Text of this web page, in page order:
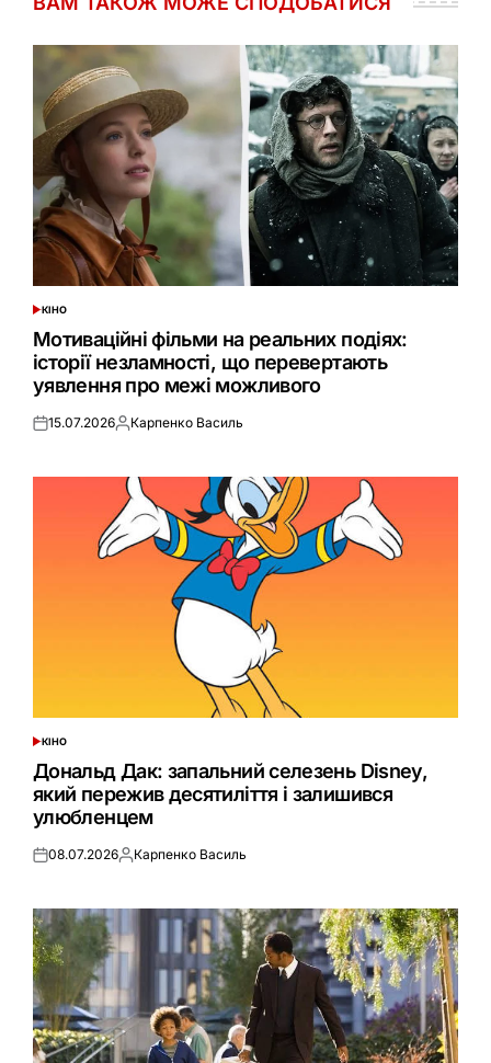
ОПУБЛІКУВАТИ
У
КІНО
Мотиваційні фільми на реальних подіях:
історії незламності, що перевертають
уявлення про межі можливого
Оприлюднено
15.07.2026Опубліковано
Карпенко Василь
ОПУБЛІКУВАТИ
КІНО
Дональд Дак: запальний селезень Disney,
який пережив десятиліття і залишився
улюбленцем
Оприлюднено
08.07.2026Опубліковано
Карпенко Василь